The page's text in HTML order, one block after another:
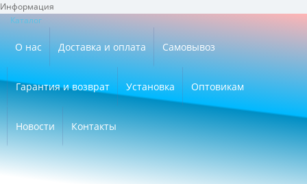
Информация ×
Каталог
О нас Доставка и оплата Самовывоз
Гарантия и возврат Установка Оптовикам
Новости Контакты